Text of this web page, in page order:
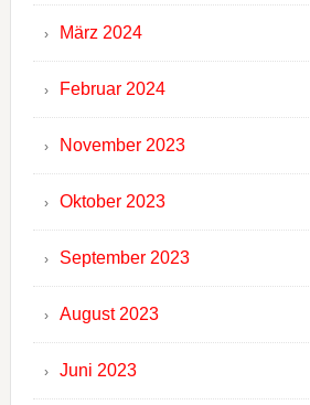
März 2024
Februar 2024
November 2023
Oktober 2023
September 2023
August 2023
Juni 2023